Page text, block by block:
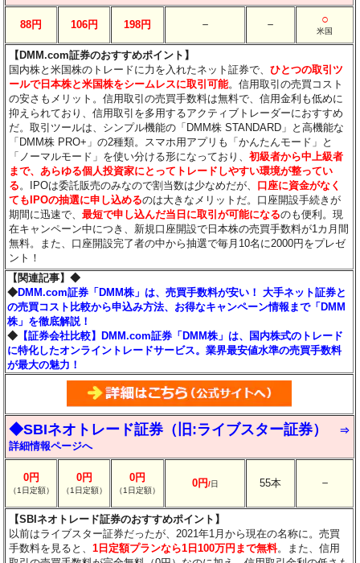
88円 106円 198円 － － ○
米国
【DMM.com証券のおすすめポイント】
国内株と米国株のトレードに力を入れたネット証券で、ひとつの取引ツ
ールで日本株と米国株をシームレスに取引可能。信用取引の売買コスト
の安さもメリット。信用取引の売買手数料は無料で、信用金利も低めに
抑えられており、信用取引を多用するアクティブトレーダーにおすすめ
だ。取引ツールは、シンプル機能の「DMM株 STANDARD」と高機能な
「DMM株 PRO+」の2種類。スマホ用アプリも「かんたんモード」と
「ノーマルモード」を使い分ける形になっており、初級者から中上級者
まで、あらゆる個人投資家にとってトレードしやすい環境が整ってい
る 。IPOは委託販売のみなので割当数は少なめだが、 口座に資金がなく
てもIPOの抽選に申し込めるのは大きなメリットだ。口座開設手続きが
期間に迅速で、最短で申し込んだ当日に取引が可能になるのも便利。現
在キャンペーン中につき、新規口座開設で日本株の売買手数料が1カ月間
無料。また、口座開設完了者の中から抽選で毎月10名に2000円をプレゼ
ント！
【関連記事】◆
◆DMM.com証券「DMM株」は、売買手数料が安い！ 大手ネット証券と
の売買コスト比較から申込み方法、お得なキャンペーン情報まで「DMM
株」を徹底解説！
◆ 【証券会社比較】DMM.com証券「DMM株」は、国内株式のトレード
に特化したオンライントレードサービス。業界最安値水準の売買手数料
が最大の魅力！
◆SBIネオトレード証券（旧:ライブスター証券）
⇒
詳細情報ページへ
0円
（1日定額）
0円
（1日定額）
0円
（1日定額）
0円/日 55本 －
【SBIネオトレード証券のおすすめポイント】
以前はライブスター証券だったが、2021年1月から現在の名称に。売買
手数料を見ると、1日定額プランなら1日100万円まで無料。また、信用